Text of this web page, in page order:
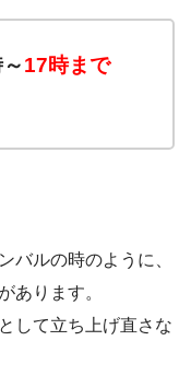
17時まで
バルの時のように、
があります。
して立ち上げ直さな